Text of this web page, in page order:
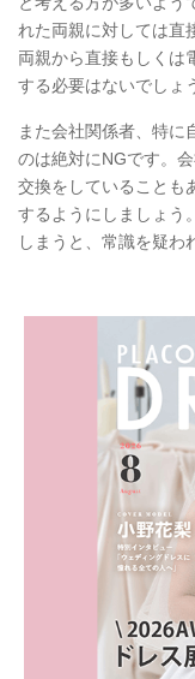
れた両親に対しては直
両親から直接もしくは
する必要はないでしょ
また会社関係者、特に
のは絶対にNGです。
交換をしていることも
するようにしましょう
しまうと、常識を疑わ